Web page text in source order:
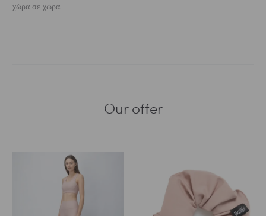
χώρα σε χώρα.
Our offer